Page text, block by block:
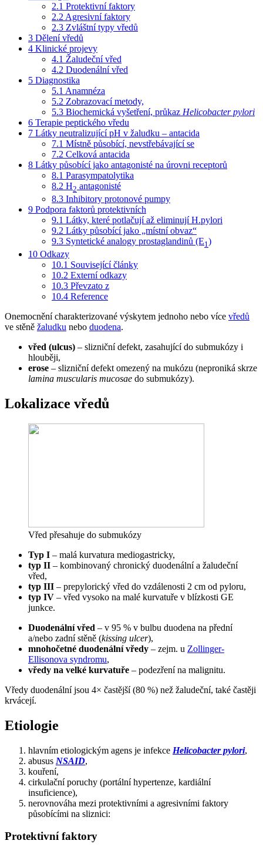
2.1 Protektivní faktory
2.2 Agresivní faktory
2.3 Zvláštní typy vředů
3 Dělení vředů
4 Klinické projevy
4.1 Žaludeční vřed
4.2 Duodenální vřed
5 Diagnostika
5.1 Anamnéza
5.2 Zobrazovací metody,
5.3 Biochemická vyšetření, průkaz Helicobacter pylori
6 Terapie peptického vředu
7 Látky neutralizující pH v žaludku – antacida
7.1 Místně působící, nevstřebávající se
7.2 Celková antacida
8 Látky působící jako antagonisté na úrovni receptorů
8.1 Parasympatolytika
8.2 H2 antagonisté
8.3 Inhibitory protonové pumpy
9 Podpora faktorů protektivních
9.1 Látky, které potlačují až eliminují H.pylori
9.2 Látky působící jako „místní obvaz“
9.3 Syntetické analogy prostaglandinů (E1 )
10 Odkazy
10.1 Související články
10.2 Externí odkazy
10.3 Převzato z
10.4 Reference
Onemocnění charakterizované výskytem jednoho nebo více vředů
ve stěně žaludku nebo duodena.
vřed (ulcus) – slizniční defekt, zasahující do submukózy i
hlouběji,
erose – slizniční defekt omezený na mukózu (neproniká skrze
lamina muscularis mucosae do submukózy).
Lokalizace vředů
Vřed přesahuje do submukózy
Typ I – malá kurvatura mediogastricky,
typ II – kombinovaný chronický duodenální a žaludeční
vřed,
typ III – prepylorický vřed do vzdálenosti 2 cm od pyloru,
typ IV – vřed vysoko na malé kurvatuře v blízkosti GE
junkce.
Duodenální vřed – v 95 % v bulbu duodena na přední
a/nebo zadní stěně (kissing ulcer),
mnohočetné duodenální vředy – zejm. u Zollinger-
Ellisonova syndromu,
vředy na velké kurvatuře – podezření na malignitu.
Vředy duodenální jsou 4× častější (80 %) než žaludeční, také častěji
krvácejí.
Etiologie
hlavním etiologickým agens je infekce Helicobacter pylori,
abusus NSAID,
kouření,
cirkulační poruchy (portální hypertenze, kardiální
insuficience),
nerovnováha mezi protektivními a agresivními faktory
působícími na sliznici:
Protektivní faktory